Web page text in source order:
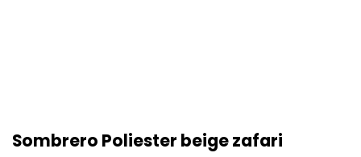
Sombrero Poliester beige zafari